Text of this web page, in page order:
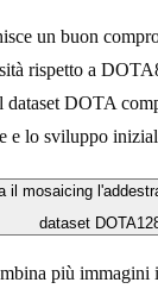
un buon
rispetto a
dataset DOTA
e lo sviluppo
il mosaicing
dataset
più immagini